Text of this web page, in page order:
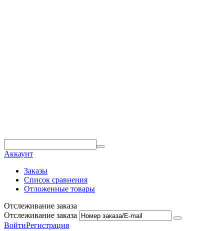
Аккаунт
Заказы
Список сравнения
Отложенные товары
Отслеживание заказа
Отслеживание заказа
ВойтиРегистрация